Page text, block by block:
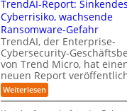
o
n
F
o
r
m
w
a
e
n
ü
b
e
r
n
i
c
d
e
r
O
r
i
e
n
t
d
u
s
t
r
i
a
l
A
I
TrendAI-Report: Sinkendes
Cyberrisiko, wachsende
Ransomware-Gefahr
TrendAI, der Enterprise-
Cybersecurity-
von Trend Micro, hat
neuen Report
Weiterlesen:
T